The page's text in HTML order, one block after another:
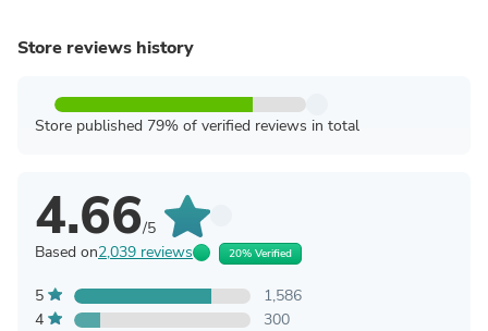
Store reviews history
Store published 79% of verified reviews in total
4.66/5
Based on2,039 reviews 20% Verified
5
1,586
4
300